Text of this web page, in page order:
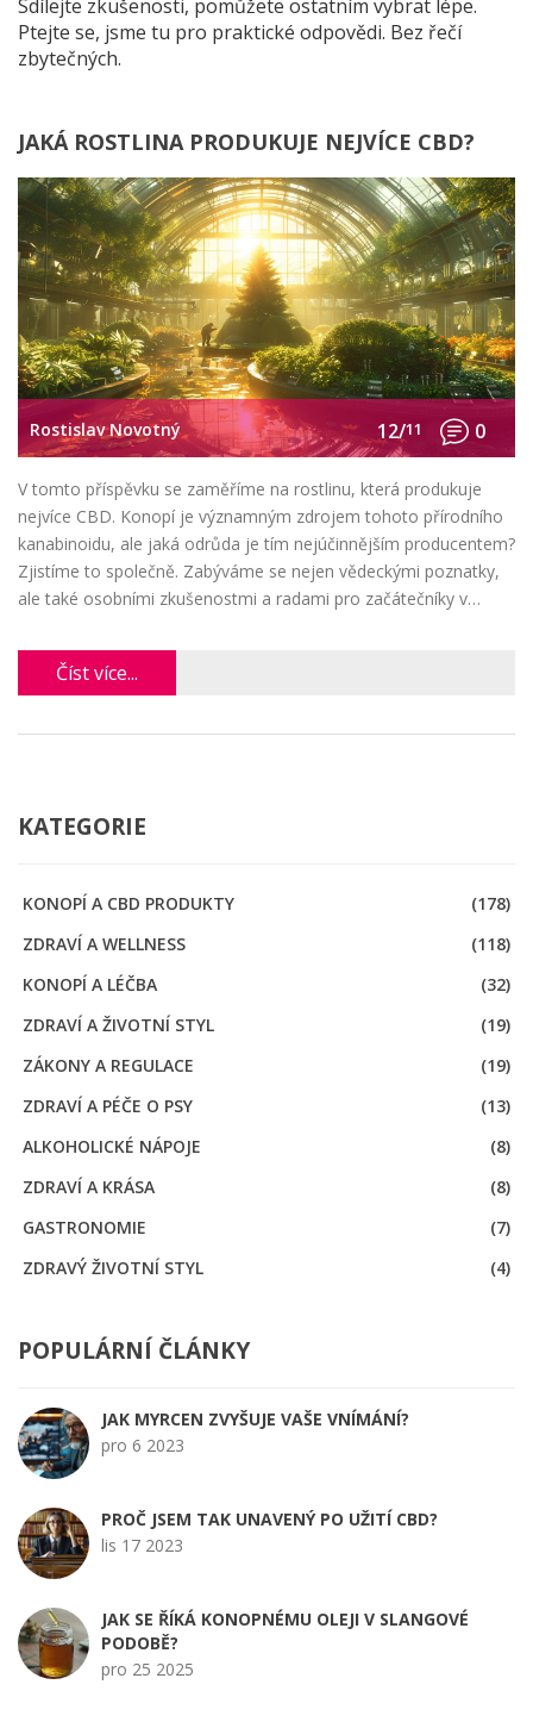
Sdílejte zkušenosti, pomůžete ostatním vybrat lépe.
Ptejte se, jsme tu pro praktické odpovědi. Bez řečí
zbytečných.
JAKÁ ROSTLINA PRODUKUJE NEJVÍCE CBD?
Rostislav Novotný 12/11 0
V tomto příspěvku se zaměříme na rostlinu, která produkuje
nejvíce CBD. Konopí je významným zdrojem tohoto přírodního
kanabinoidu, ale jaká odrůda je tím nejúčinnějším producentem?
Zjistíme to společně. Zabýváme se nejen vědeckými poznatky,
ale také osobními zkušenostmi a radami pro začátečníky v
také tomu, jak optimalizovat podmínky pro pěstování a
zvyšování výnosů CBD.
Číst více...
KATEGORIE
KONOPÍ A CBD PRODUKTY
(178)
ZDRAVÍ A WELLNESS
(118)
KONOPÍ A LÉČBA
(32)
ZDRAVÍ A ŽIVOTNÍ STYL
(19)
ZÁKONY A REGULACE
(19)
ZDRAVÍ A PÉČE O PSY
(13)
ALKOHOLICKÉ NÁPOJE
(8)
ZDRAVÍ A KRÁSA
(8)
GASTRONOMIE
(7)
ZDRAVÝ ŽIVOTNÍ STYL
(4)
POPULÁRNÍ ČLÁNKY
JAK MYRCEN ZVYŠUJE VAŠE VNÍMÁNÍ?
pro 6 2023
PROČ JSEM TAK UNAVENÝ PO UŽITÍ CBD?
lis 17 2023
JAK SE ŘÍKÁ KONOPNÉMU OLEJI V SLANGOVÉ
PODOBĚ?
pro 25 2025